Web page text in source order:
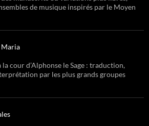
de musique inspirés par le Moyen
Maria
cour d’Alphonse le Sage : traduction,
par les plus grands groupes